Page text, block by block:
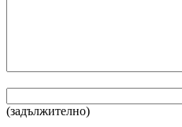
(задължително)